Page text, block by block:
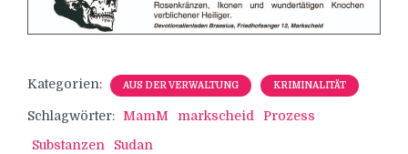
Kategorien: AUS DER VERWALTUNG KRIMINALITÄT
Schlagwörter: MamM markscheid
Prozess
Substanzen
Sudan